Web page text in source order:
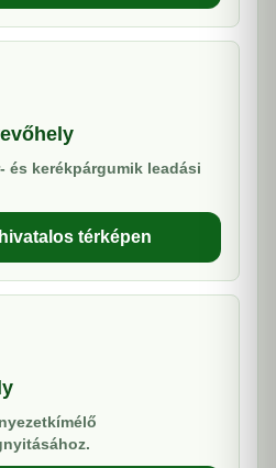
és kerékpárgumik leadási
térképen